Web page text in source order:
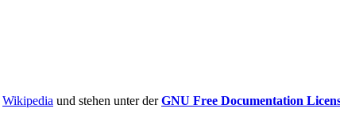
Wikipedia und stehen unter derGNU Free Documentation